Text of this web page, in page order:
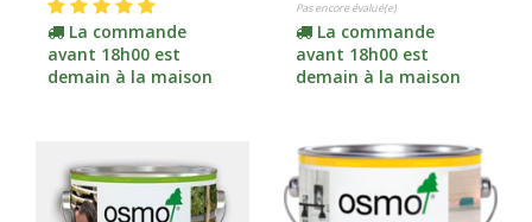
La commande
avant 18h00 est
demain à la maison
Pas encore évalué(e)
La commande
avant 18h00 est
demain à la maison